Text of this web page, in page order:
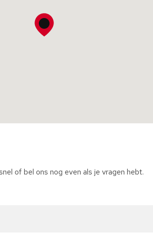
of bel ons nog even als je vragen hebt.